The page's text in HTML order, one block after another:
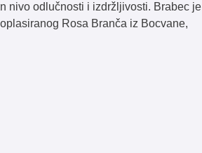
nivo odlučnosti i izdržljivosti. Brabec je
Rosa Branča iz Bocvane,